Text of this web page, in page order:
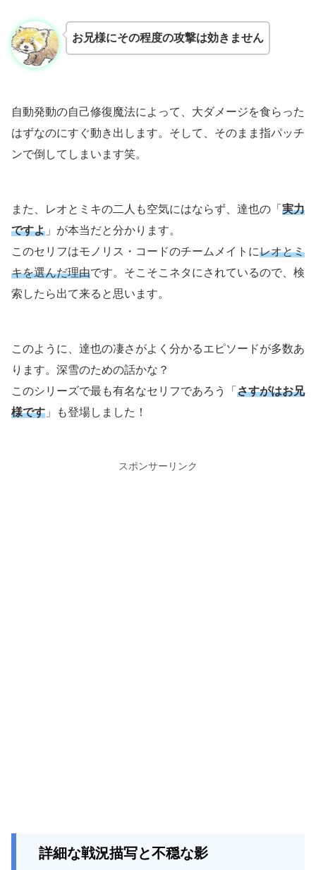
お兄様にその程度の攻撃は効きません
自動発動の自己修復魔法によって、大ダメージを食らった
はずなのにすぐ動き出します。そして、そのまま指パッチ
ンで倒してしまいます笑。
また、レオとミキの二人も空気にはならず、達也の「 実力
ですよ 」が本当だと分かります。
このセリフはモノリス・コードのチームメイトにレオとミ
キを選んだ理由です。そこそこネタにされているので、検
索したら出て来ると思います。
このように、達也の凄さがよく分かるエピソードが多数あ
ります。深雪のための話かな？
このシリーズで最も有名なセリフであろう「 さすがはお兄
様です 」も登場しました！
スポンサーリンク
詳細な戦況描写と不穏な影